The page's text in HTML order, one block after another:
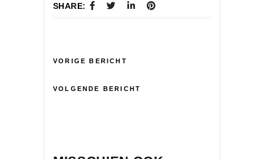
SHARE:
VORIGE BERICHT
VOLGENDE BERICHT